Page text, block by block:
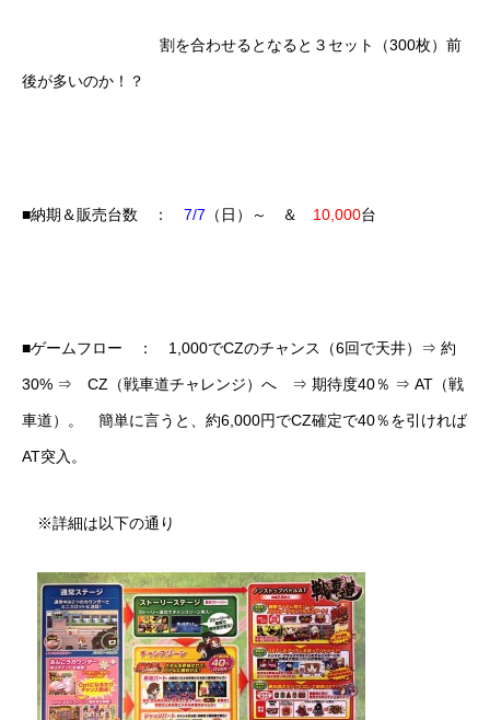
割を合わせるとなると３セット（300枚）前
後が多いのか！？
■納期＆販売台数 ： 7/7 （日）～ ＆ 10,000台
■ゲームフロー ： 1,000でCZのチャンス（6回で天井）⇒ 約
30% ⇒ CZ（戦車道チャレンジ）へ ⇒ 期待度40％ ⇒ AT（戦
車道）。 簡単に言うと、約6,000円でCZ確定で40％を引ければ
AT突入。
※詳細は以下の通り